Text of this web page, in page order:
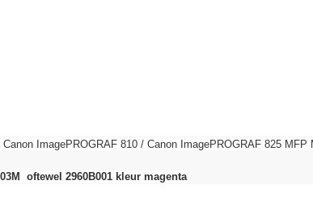
ImagePROGRAF 810 / Canon ImagePROGRAF 825
oftewel 2960B001 kleur magenta